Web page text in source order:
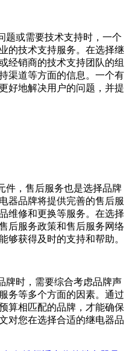
题或需要技术支持时，一个
的技术支持服务。在选择继
经销商的技术支持团队的组
渠道等方面的信息。一个有
好地解决用户的问题，并提
件，售后服务也是选择品牌
器品牌将提供完善的售后服
维修和更换等服务。在选择
后服务政策和售后服务网络
够获得及时的支持和帮助。
牌时，需要综合考虑品牌声
务等多个方面的因素。通过
算相匹配的品牌，才能确保
对您在选择合适的继电器品